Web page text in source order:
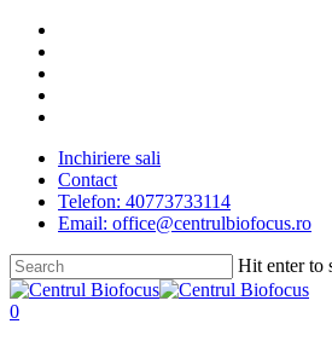
Skip
main
content
Inchiriere sali
Contact
Telefon: 40773733114
Email: office@centrulbiofocus.ro
Hit enter to
Close
Search
search
0